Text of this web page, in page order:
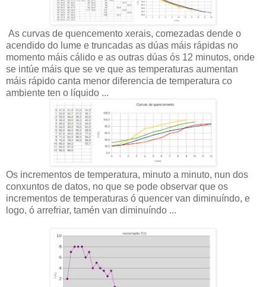
As curvas de quencemento xerais, comezadas dende o
acendido do lume e truncadas as dúas máis rápidas no
momento máis cálido e as outras dúas ós 12 minutos, onde
se intúe máis que se ve que as temperaturas aumentan
máis rápido canta menor diferencia de temperatura co
ambiente ten o líquido ...
Os incrementos de temperatura, minuto a minuto, nun dos
conxuntos de datos, no que se pode observar que os
incrementos de temperaturas ó quencer van diminuíndo, e
logo, ó arrefriar, tamén van diminuíndo ...